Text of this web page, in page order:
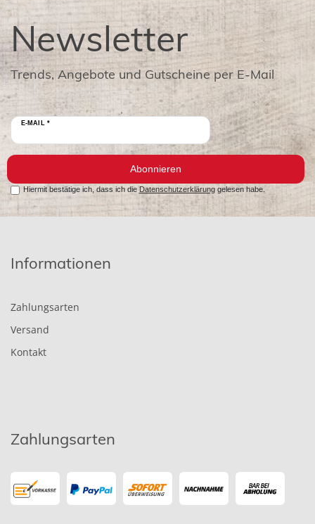
Newsletter
Trends, Angebote und Gutscheine per E-Mail
E-MAIL *
Abonnieren
Hiermit bestätige ich, dass ich die Datenschutzerklärunggelesen habe.
Informationen
Zahlungsarten
Versand
Kontakt
Zahlungsarten